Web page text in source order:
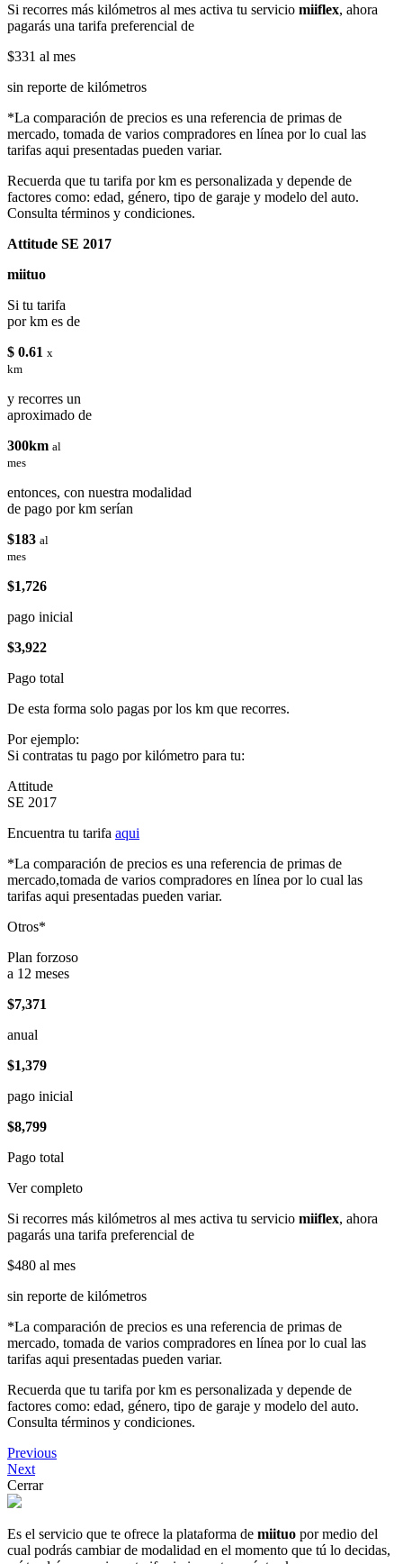
Si recorres más kilómetros al mes activa tu servicio miiflex, ahora
pagarás una tarifa preferencial de
$331 al mes
sin reporte de kilómetros
*La comparación de precios es una referencia de primas de
mercado, tomada de varios compradores en línea por lo cual las
tarifas aqui presentadas pueden variar.
Recuerda que tu tarifa por km es personalizada y depende de
factores como: edad, género, tipo de garaje y modelo del auto.
Consulta términos y condiciones.
Attitude SE 2017
miituo
Si tu tarifa
por km es de
$ 0.61 x
km
y recorres un
aproximado de
300km al
mes
entonces, con nuestra modalidad
de pago por km serían
$183 al
mes
$1,726
pago inicial
$3,922
Pago total
De esta forma solo pagas por los km que recorres.
Por ejemplo:
Si contratas tu pago por kilómetro para tu:
Attitude
SE 2017
Encuentra tu tarifa aqui
*La comparación de precios es una referencia de primas de
mercado,tomada de varios compradores en línea por lo cual las
tarifas aqui presentadas pueden variar.
Otros*
Plan forzoso
a 12 meses
$7,371
anual
$1,379
pago inicial
$8,799
Pago total
Ver completo
Si recorres más kilómetros al mes activa tu servicio miiflex, ahora
pagarás una tarifa preferencial de
$480 al mes
sin reporte de kilómetros
*La comparación de precios es una referencia de primas de
mercado, tomada de varios compradores en línea por lo cual las
tarifas aqui presentadas pueden variar.
Recuerda que tu tarifa por km es personalizada y depende de
factores como: edad, género, tipo de garaje y modelo del auto.
Consulta términos y condiciones.
Previous
Next
Cerrar
Es el servicio que te ofrece la plataforma de miituo por medio del
cual podrás cambiar de modalidad en el momento que tú lo decidas,